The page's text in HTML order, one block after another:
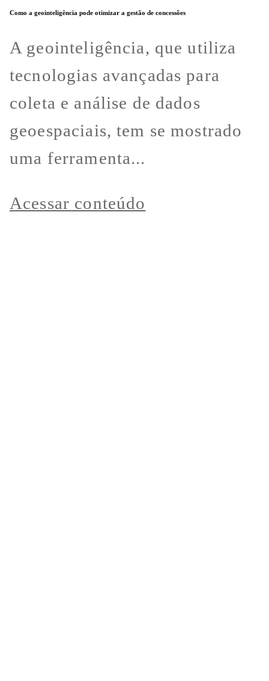
Como a geointeligência pode otimizar a gestão de concessões
A geointeligência, que utiliza
tecnologias avançadas para
coleta e análise de dados
geoespaciais, tem se mostrado
uma ferramenta...
Acessar conteúdo